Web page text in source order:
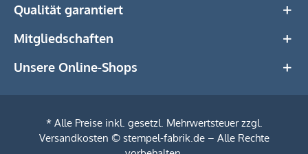
Qualität garantiert
Mitgliedschaften
Unsere Online-Shops
* Alle Preise inkl. gesetzl. Mehrwertsteuer zzgl.
Versandkosten © stempel-fabrik.de – Alle Rechte